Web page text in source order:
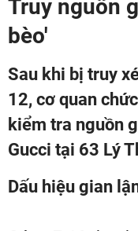
Truy nguồn
bèo'
Sau khi bị truy
12, cơ quan
kiểm tra nguồn
Gucci tại 63 Lý
Dấu hiệu gian